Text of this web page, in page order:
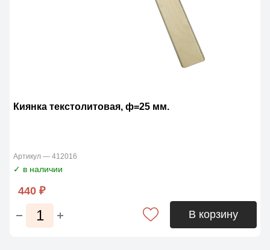
Киянка текстолитовая, ф=25 мм.
Артикул — 412016
✓ в наличии
440 ₽
В корзину